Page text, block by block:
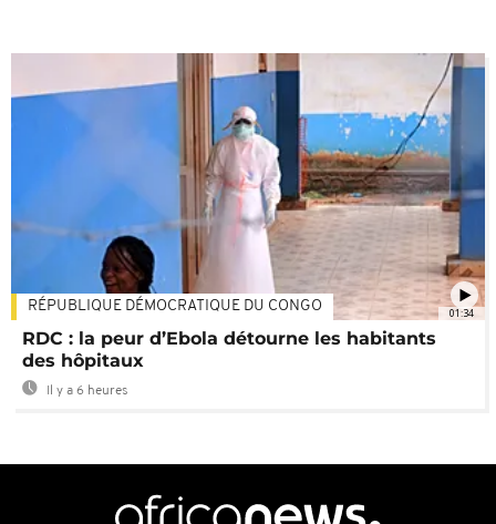
01:34
RÉPUBLIQUE DÉMOCRATIQUE DU CONGO
RDC : la peur d’Ebola détourne les habitants
des hôpitaux
Il y a 6 heures